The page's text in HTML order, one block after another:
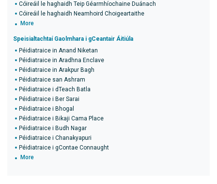
Cóireáil le haghaidh Teip Géarmhíochaine Duánach
Cóireáil le haghaidh Neamhoird Choigeartaithe
More
Speisialtachtaí Gaolmhara i gCeantair Áitiúla
Péidiatraice in Anand Niketan
Péidiatraice in Aradhna Enclave
Péidiatraice in Arakpur Bagh
Péidiatraice san Ashram
Péidiatraice i dTeach Batla
Péidiatraice i Ber Sarai
Péidiatraice i Bhogal
Péidiatraice i Bikaji Cama Place
Péidiatraice i Budh Nagar
Péidiatraice i Chanakyapuri
Péidiatraice i gContae Connaught
More